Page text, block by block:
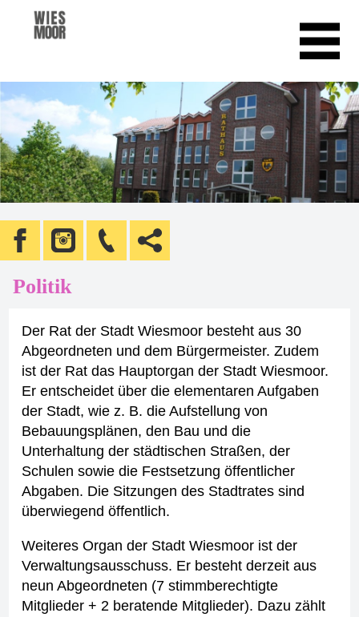
Politik
Der Rat der Stadt Wiesmoor besteht aus 30
Abgeordneten und dem Bürgermeister. Zudem
ist der Rat das Hauptorgan der Stadt Wiesmoor.
Er entscheidet über die elementaren Aufgaben
der Stadt, wie z. B. die Aufstellung von
Bebauungsplänen, den Bau und die
Unterhaltung der städtischen Straßen, der
Schulen sowie die Festsetzung öffentlicher
Abgaben. Die Sitzungen des Stadtrates sind
überwiegend öffentlich.
Weiteres Organ der Stadt Wiesmoor ist der
Verwaltungsausschuss. Er besteht derzeit aus
neun Abgeordneten (7 stimmberechtigte
Mitglieder + 2 beratende Mitglieder). Dazu zählt